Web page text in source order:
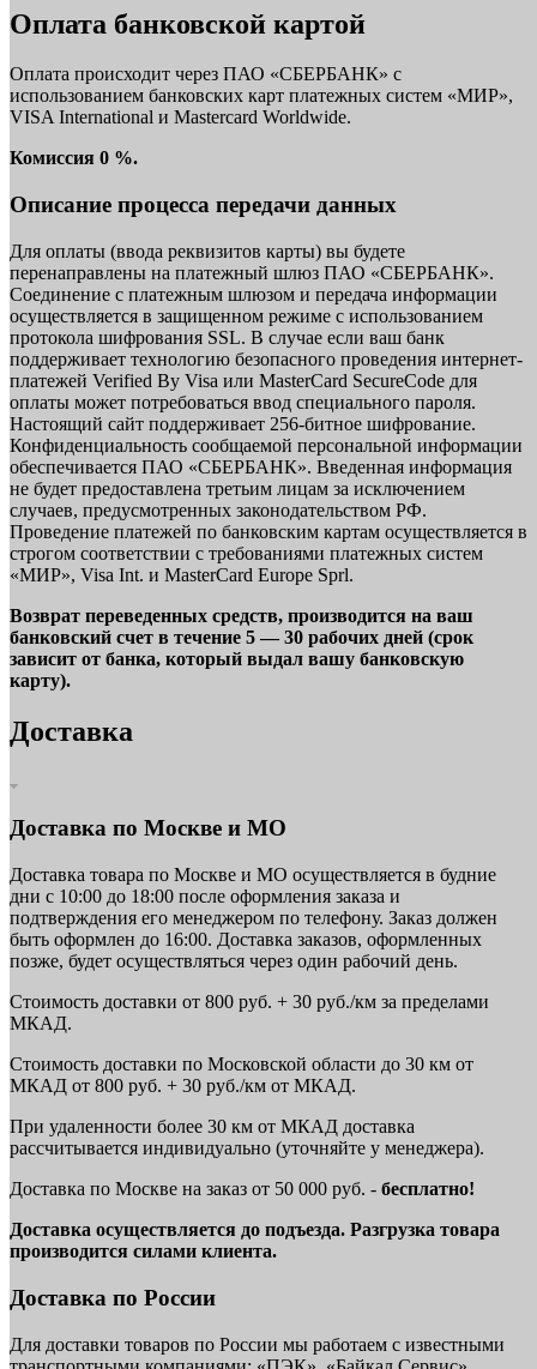
Оплата банковской картой
Оплата происходит через ПАО «СБЕРБАНК» с
использованием банковских карт платежных систем «МИР»,
VISA International и Mastercard Worldwide.
Комиссия 0 %.
Описание процесса передачи данных
Для оплаты (ввода реквизитов карты) вы будете
перенаправлены на платежный шлюз ПАО «СБЕРБАНК».
Соединение с платежным шлюзом и передача информации
осуществляется в защищенном режиме с использованием
протокола шифрования SSL. В случае если ваш банк
поддерживает технологию безопасного проведения интернет-
платежей Verified By Visa или MasterCard SecureCode для
оплаты может потребоваться ввод специального пароля.
Настоящий сайт поддерживает 256-битное шифрование.
Конфиденциальность сообщаемой персональной информации
обеспечивается ПАО «СБЕРБАНК». Введенная информация
не будет предоставлена третьим лицам за исключением
случаев, предусмотренных законодательством РФ.
Проведение платежей по банковским картам осуществляется в
строгом соответствии с требованиями платежных систем
«МИР», Visa Int. и MasterCard Europe Sprl.
Возврат переведенных средств, производится на ваш
банковский счет в течение 5 — 30 рабочих дней (срок
зависит от банка, который выдал вашу банковскую
карту).
Доставка
Доставка по Москве и МО
Доставка товара по Москве и МО осуществляется в будние
дни с 10:00 до 18:00 после оформления заказа и
подтверждения его менеджером по телефону. Заказ должен
быть оформлен до 16:00. Доставка заказов, оформленных
позже, будет осуществляться через один рабочий день.
Стоимость доставки от 800 руб. + 30 руб./км за пределами
МКАД.
Стоимость доставки по Московской области до 30 км от
МКАД от 800 руб. + 30 руб./км от МКАД.
При удаленности более 30 км от МКАД доставка
рассчитывается индивидуально (уточняйте у менеджера).
Доставка по Москве на заказ от 50 000 руб. - бесплатно!
Доставка осуществляется до подъезда. Разгрузка товара
производится силами клиента.
Доставка по России
Для доставки товаров по России мы работаем с известными